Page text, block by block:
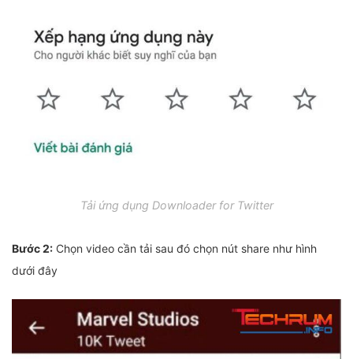
Tải ứng dụng Downloader for Twitter
Bước 2: Chọn video cần tải sau đó chọn nút share như hình
dưới đây